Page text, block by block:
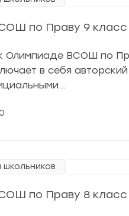
по Праву 9 класс
Олимпиаде ВСОШ по
в себя
по Праву 8 класс